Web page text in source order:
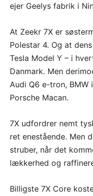
ejer Geelys fabrik i
At Zeekr 7X er
Polestar 4. Og at
Tesla Model Y – i
Danmark. Men
Audi Q6 e-tron, BMW
Porsche Macan.
7X udfordrer nemt
ret enestående. Men
struber, når det
lækkerhed og
Billigste 7X Core